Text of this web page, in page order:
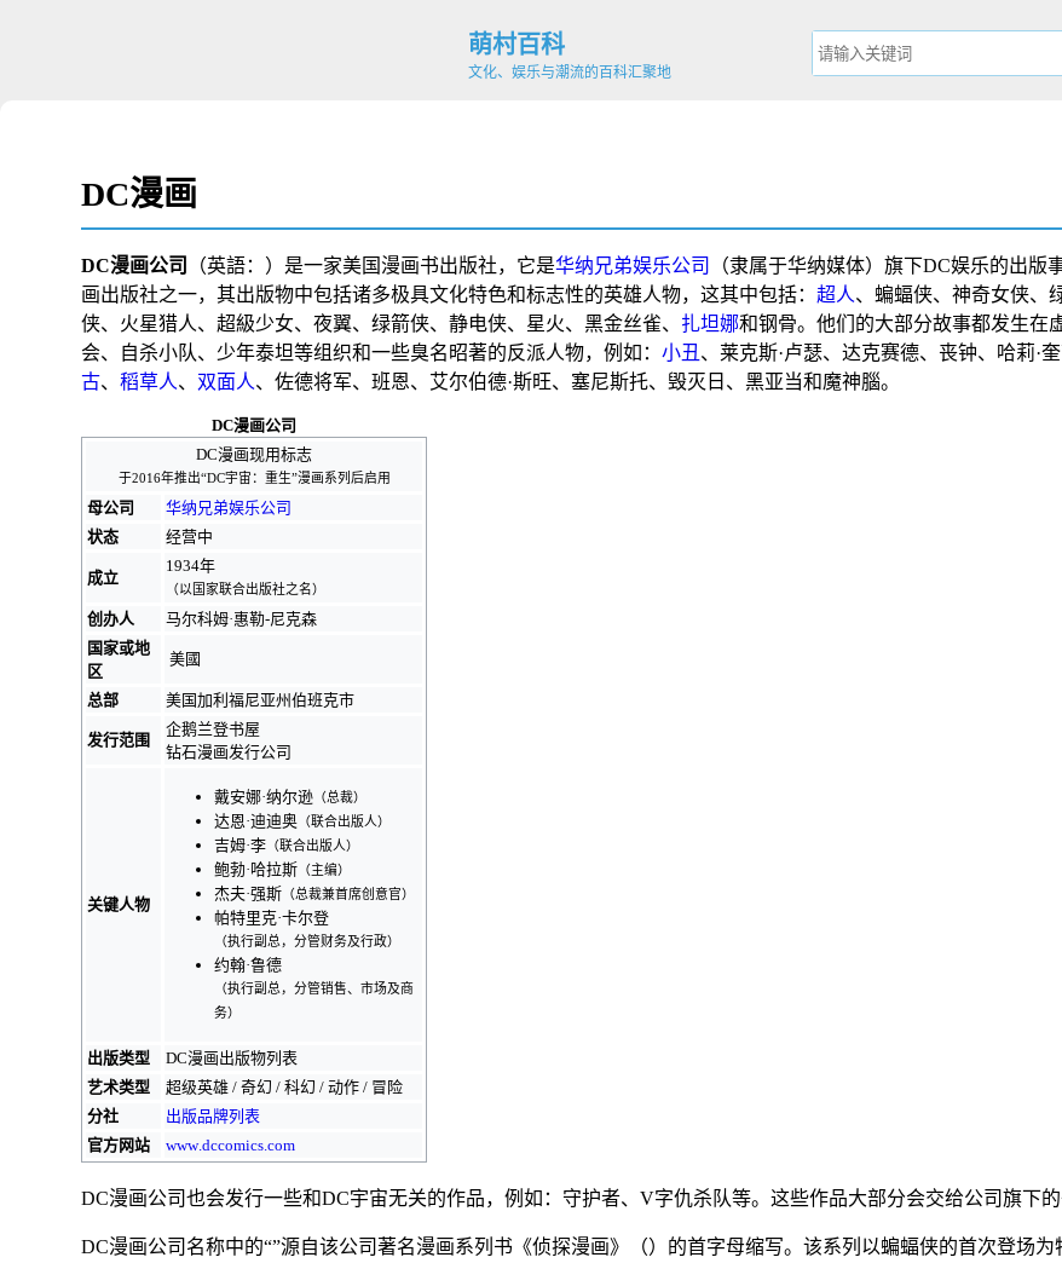
萌村百科
文化、娱乐与潮流的百科汇聚地
DC漫画
DC漫画公司 （英語： ）是一家美国漫画书出版社，它是华纳兄弟娱乐公司 （隶属于华纳媒体）旗下DC娱乐的出版
画出版社之一，其出版物中包括诸多极具文化特色和标志性的英雄人物，这其中包括：超人、 蝙蝠侠、神奇女侠、
侠、 火星猎人、超級少女、夜翼、绿箭侠、静电侠、 星火、黑金丝雀、 扎坦娜和钢骨。他们的大部分故事都发生在
会、 自杀小队、 少年泰坦等组织和一些臭名昭著的反派人物，例如：小丑 、莱克斯·卢瑟、达克赛德、丧钟、 哈莉·
古、稻草人、 双面人、佐德将军、班恩、 艾尔伯德·斯旺、 塞尼斯托、 毁灭日 、黑亚当和魔神腦。
DC漫画公司
DC漫画现用标志
于2016年推出“DC宇宙：重生”漫画系列后启用
母公司
华纳兄弟娱乐公司
状态
经营中
成立
1934年
（以 国家联合出版社之名）
创办人
马尔科姆·惠勒-尼克森
国家或地
区
美國
总部 美国加利福尼亚州伯班克市
发行范围
企鹅兰登书屋
钻石漫画发行公司
关键人物
戴安娜·纳尔逊 （总裁）
达恩·迪迪奥 （联合出版人）
吉姆·李 （联合出版人）
鲍勃·哈拉斯 （主编）
杰夫·强斯 （总裁兼首席创意官）
帕特里克·卡尔登
（执行副总，分管财务及行政）
约翰·鲁德
（执行副总，分管销售、市场及商
务）
出版类型
DC漫画出版物列表
艺术类型
超级英雄 / 奇幻 / 科幻 / 动作 / 冒险
分社
出版品牌列表
官方网站
www.dccomics.com
DC漫画公司也会发行一些和DC宇宙无关的作品，例如： 守护者、V字仇杀队等。这些作品大部分会交给公司旗下
DC漫画公司名称中的“”源自该公司著名漫画系列书《侦探漫画》（）的首字母缩写。该系列以蝙蝠侠的首次登场为